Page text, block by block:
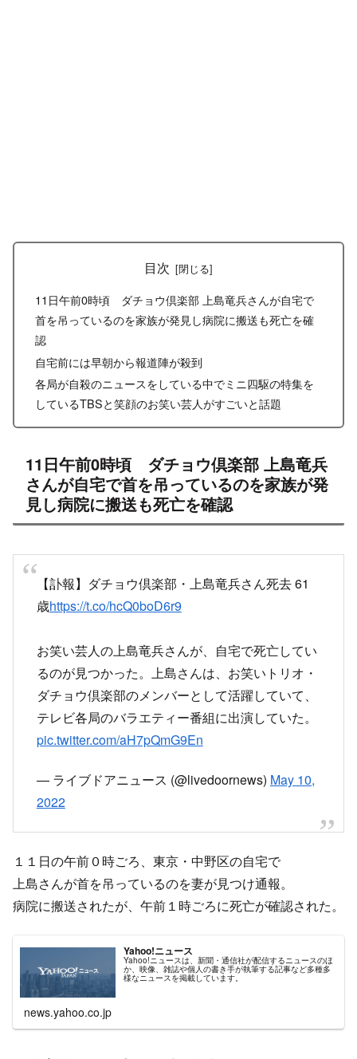
目次
11日午前0時頃 ダチョウ倶楽部 上島竜兵さんが自宅で
首を吊っているのを家族が発見し病院に搬送も死亡を確
認
自宅前には早朝から報道陣が殺到
各局が自殺のニュースをしている中でミニ四駆の特集を
しているTBSと笑顔のお笑い芸人がすごいと話題
11日午前0時頃 ダチョウ倶楽部 上島竜兵
さんが自宅で首を吊っているのを家族が発
見し病院に搬送も死亡を確認
【訃報】ダチョウ倶楽部・上島竜兵さん死去 61
歳https://t.co/hcQ0boD6r9
お笑い芸人の上島竜兵さんが、自宅で死亡してい
るのが見つかった。上島さんは、お笑いトリオ・
ダチョウ倶楽部のメンバーとして活躍していて、
テレビ各局のバラエティー番組に出演していた。
pic.twitter.com/aH7pQmG9En
— ライブドアニュース (@livedoornews) May 10,
2022
１１日の午前０時ごろ、東京・中野区の自宅で
上島さんが首を吊っているのを妻が見つけ通報。
病院に搬送されたが、午前１時ごろに死亡が確認された。
Yahoo!ニュースは、新聞・通信社が配信するニュースのほ
か、映像、雑誌や個人の書き手が執筆する記事など多種多
様なニュースを掲載しています。
news.yahoo.co.jp